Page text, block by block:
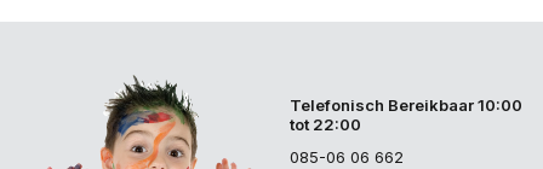
Telefonisch Bereikbaar 10:00
tot 22:00
085-06 06 662